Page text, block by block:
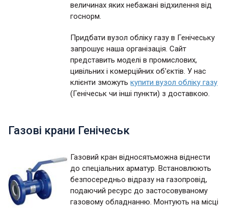
величинах яких небажані відхилення від
госнорм.
Придбати вузол обліку газу в Генічеську
запрошує наша організація. Сайт
представить моделі в промислових,
цивільних і комерційних об'єктів. У нас
клієнти зможутькупити вузол обліку газу
(Генічеськ чи інші пункти) з доставкою.
Газові крани Генічеськ
Газовий кран відносятьможна віднести
до спеціальних арматур. Встановлюють
безпосередньо відразу на газопровід,
подаючий ресурс до застосовуваному
газовому обладнанню. Монтують на місці